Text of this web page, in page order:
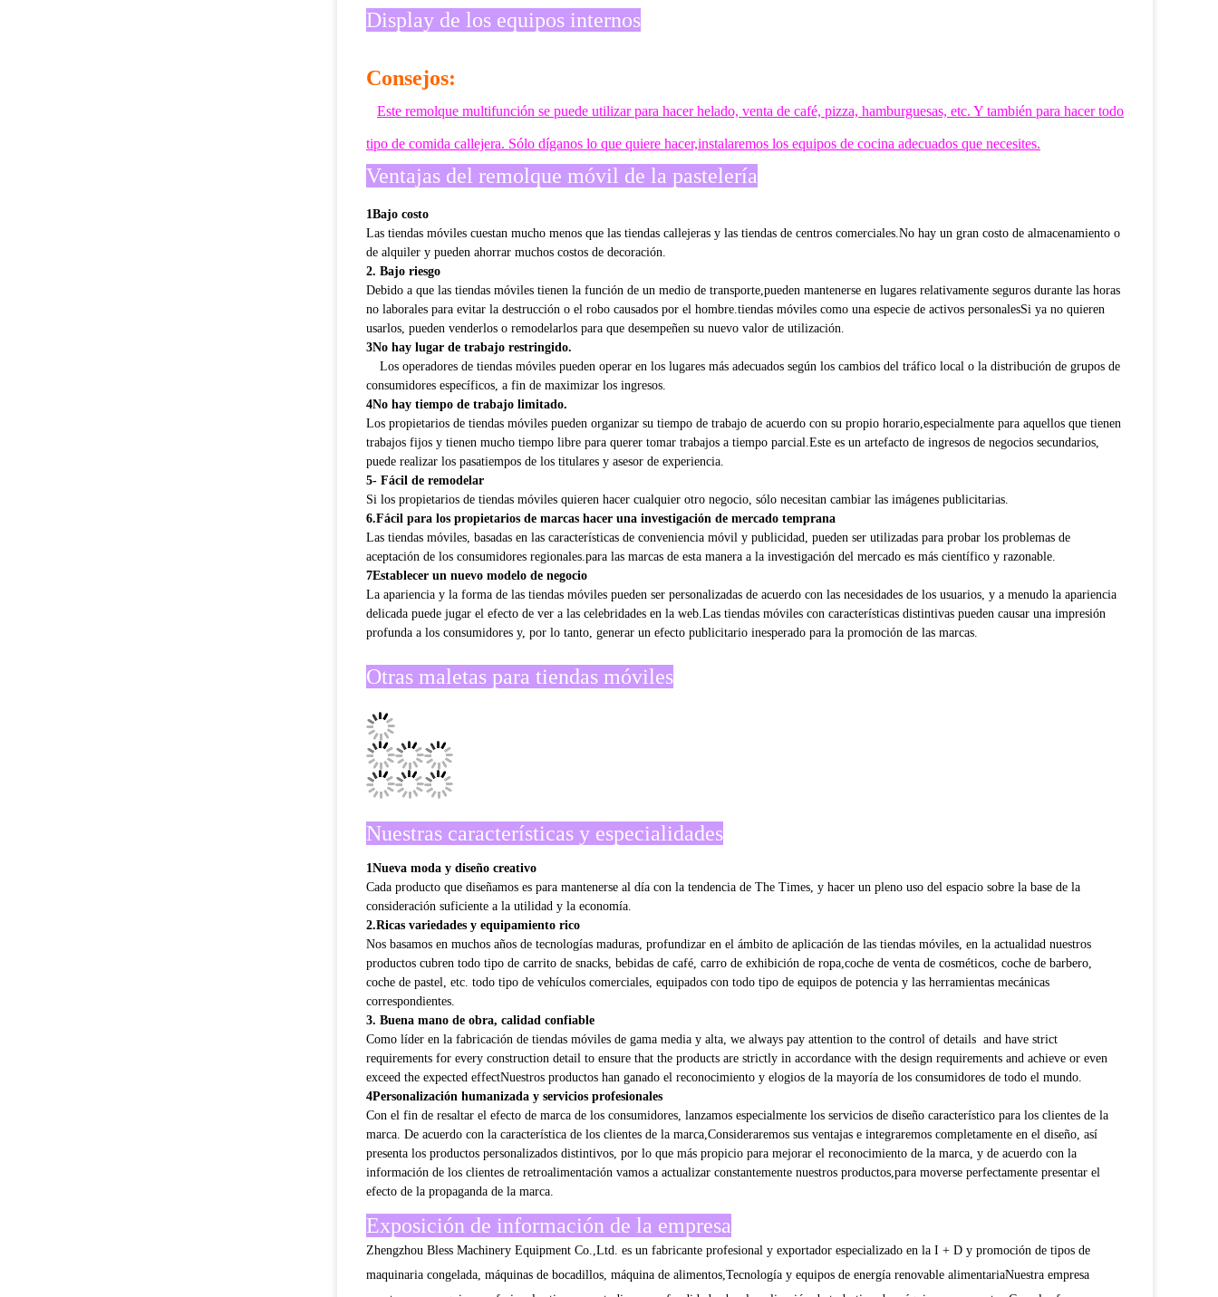
Display de los equipos internos
Consejos:
Este remolque multifunción se puede utilizar para hacer helado, venta de café, pizza, hamburguesas, etc. Y también para hacer todo
tipo de comida callejera. Sólo díganos lo que quiere hacer,instalaremos los equipos de cocina adecuados que necesites.
Ventajas del remolque móvil de la pastelería
1Bajo costo
Las tiendas móviles cuestan mucho menos que las tiendas callejeras y las tiendas de centros comerciales.No hay un gran costo de almacenamiento o
de alquiler y pueden ahorrar muchos costos de decoración.
2. Bajo riesgo
Debido a que las tiendas móviles tienen la función de un medio de transporte,pueden mantenerse en lugares relativamente seguros durante las horas
no laborales para evitar la destrucción o el robo causados por el hombre.tiendas móviles como una especie de activos personalesSi ya no quieren
usarlos, pueden venderlos o remodelarlos para que desempeñen su nuevo valor de utilización.
3No hay lugar de trabajo restringido.
Los operadores de tiendas móviles pueden operar en los lugares más adecuados según los cambios del tráfico local o la distribución de grupos de
consumidores específicos, a fin de maximizar los ingresos.
4No hay tiempo de trabajo limitado.
Los propietarios de tiendas móviles pueden organizar su tiempo de trabajo de acuerdo con su propio horario,especialmente para aquellos que tienen
trabajos fijos y tienen mucho tiempo libre para querer tomar trabajos a tiempo parcial.Este es un artefacto de ingresos de negocios secundarios,
puede realizar los pasatiempos de los titulares y asesor de experiencia.
5- Fácil de remodelar
Si los propietarios de tiendas móviles quieren hacer cualquier otro negocio, sólo necesitan cambiar las imágenes publicitarias.
6.Fácil para los propietarios de marcas hacer una investigación de mercado temprana
Las tiendas móviles, basadas en las características de conveniencia móvil y publicidad, pueden ser utilizadas para probar los problemas de
aceptación de los consumidores regionales.para las marcas de esta manera a la investigación del mercado es más científico y razonable.
7Establecer un nuevo modelo de negocio
La apariencia y la forma de las tiendas móviles pueden ser personalizadas de acuerdo con las necesidades de los usuarios, y a menudo la apariencia
delicada puede jugar el efecto de ver a las celebridades en la web.Las tiendas móviles con características distintivas pueden causar una impresión
profunda a los consumidores y, por lo tanto, generar un efecto publicitario inesperado para la promoción de las marcas.
Otras maletas para tiendas móviles
Nuestras características y especialidades
Cada producto que diseñamos es para mantenerse al día con la tendencia de The Times, y hacer un pleno uso del espacio sobre la base de la
consideración suficiente a la utilidad y la economía.
2.Ricas variedades y equipamiento rico
Nos basamos en muchos años de tecnologías maduras, profundizar en el ámbito de aplicación de las tiendas móviles, en la actualidad nuestros
productos cubren todo tipo de carrito de snacks, bebidas de café, carro de exhibición de ropa,coche de venta de cosméticos, coche de barbero,
coche de pastel, etc. todo tipo de vehículos comerciales, equipados con todo tipo de equipos de potencia y las herramientas mecánicas
correspondientes.
3. Buena mano de obra, calidad confiable
Como líder en la fabricación de tiendas móviles de gama media y alta, we always pay attention to the control of details and have strict
requirements for every construction detail to ensure that the products are strictly in accordance with the design requirements and achieve or even
exceed the expected effectNuestros productos han ganado el reconocimiento y elogios de la mayoría de los consumidores de todo el mundo.
4Personalización humanizada y servicios profesionales
Con el fin de resaltar el efecto de marca de los consumidores, lanzamos especialmente los servicios de diseño característico para los clientes de la
marca. De acuerdo con la característica de los clientes de la marca,Consideraremos sus ventajas e integraremos completamente en el diseño, así
presenta los productos personalizados distintivos, por lo que más propicio para mejorar el reconocimiento de la marca, y de acuerdo con la
información de los clientes de retroalimentación vamos a actualizar constantemente nuestros productos,para moverse perfectamente presentar el
efecto de la propaganda de la marca.
Exposición de información de la empresa
Zhengzhou Bless Machinery Equipment Co.,Ltd. es un fabricante profesional y exportador especializado en la I + D y promoción de tipos de
maquinaria congelada, máquinas de bocadillos, máquina de alimentos,Tecnología y equipos de energía renovable alimentariaNuestra empresa
cuenta con un equipo profesional y tiene un estudio en profundidad sobre la aplicación de todo tipo de máquinas y proyectos.Con el esfuerzo